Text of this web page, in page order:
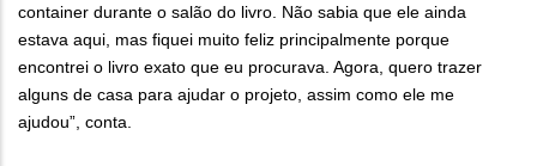
container durante o salão do livro. Não sabia que ele ainda
estava aqui, mas fiquei muito feliz principalmente porque
encontrei o livro exato que eu procurava. Agora, quero trazer
alguns de casa para ajudar o projeto, assim como ele me
ajudou”, conta.